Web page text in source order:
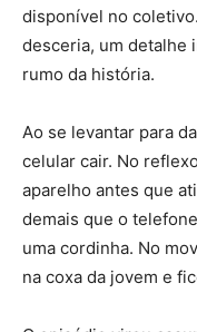
disponível no
desceria, um detalhe
rumo da história.
Ao se levantar para
celular cair. No
aparelho antes que
demais que o
uma cordinha. No
na coxa da jovem e